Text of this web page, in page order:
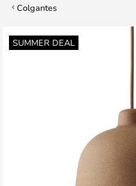
Colgantes
SUMMER DEAL
Saltar
al